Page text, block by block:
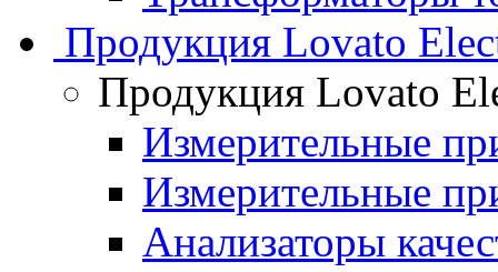
Продукция Lovato
Продукция Lovato
Измерительные
Измерительные
Анализаторы